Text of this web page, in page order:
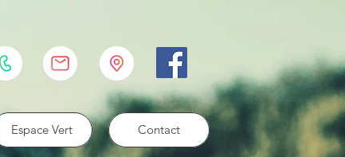
Espace Vert Contact